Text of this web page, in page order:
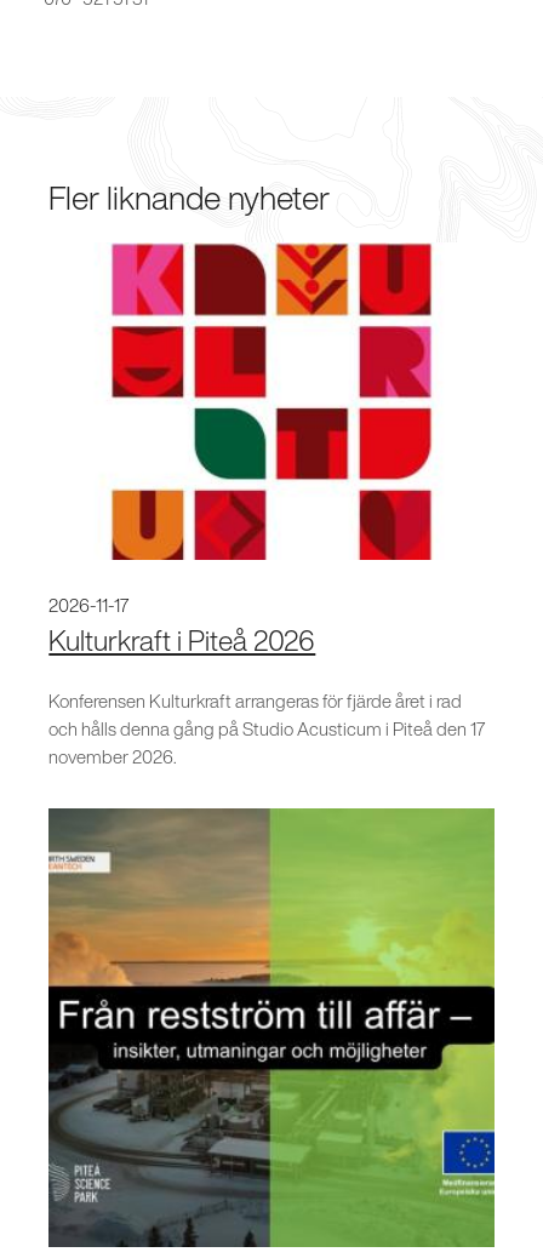
Fler liknande nyheter
2026-11-17
Kulturkraft i Piteå 2026
Konferensen Kulturkraft arrangeras för fjärde året i rad
och hålls denna gång på Studio Acusticum i Piteå den 17
november 2026.